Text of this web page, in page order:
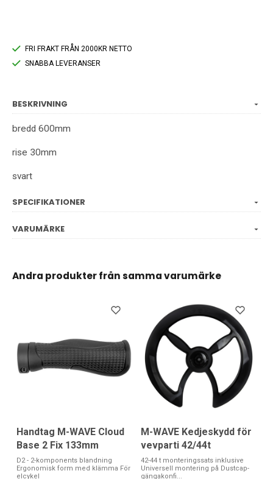
FRI FRAKT FRÅN 2000KR NETTO
SNABBA LEVERANSER
BESKRIVNING
bredd 600mm
rise 30mm
svart
SPECIFIKATIONER
VARUMÄRKE
Andra produkter från samma varumärke
Handtag M-WAVE Cloud
Base 2 Fix 133mm
D2 - 2-komponents blandning
Ergonomisk form med klämma För
elcykel
M-WAVE Kedjeskydd för
vevparti 42/44t
42-44 t monteringssats inklusive
Universell montering på Dustcap-
gängakonfi...